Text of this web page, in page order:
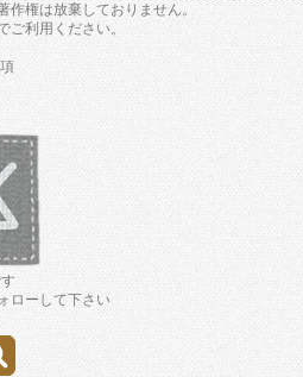
権は放棄しておりません。
ご利用ください。
ローして下さい